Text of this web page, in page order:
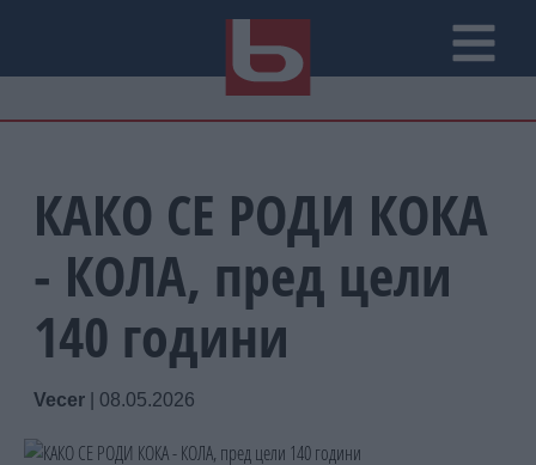
КАКО СЕ РОДИ КОКА
- КОЛА, пред цели
140 години
Vecer 08.05.2026